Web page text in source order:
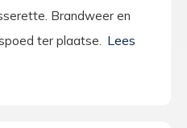
Brandweer en
ter plaatse.